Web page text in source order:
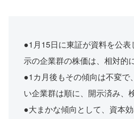
●1月15日に東証が資料を公
示の企業群の株価は、相対的
●1カ月後もその傾向は不変で
い企業群は順に、開示済み、
●大まかな傾向として、資本